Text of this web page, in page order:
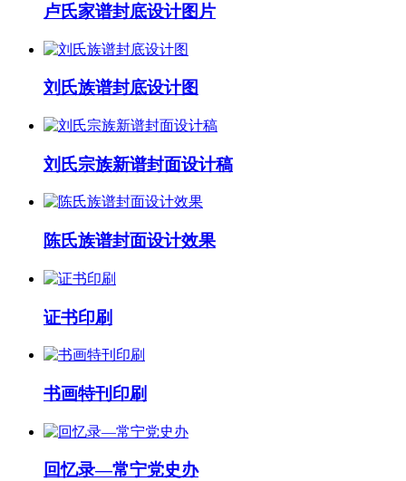
卢氏家谱封底设计图片
刘氏族谱封底设计图
刘氏宗族新谱封面设计稿
陈氏族谱封面设计效果
证书印刷
书画特刊印刷
回忆录—常宁党史办